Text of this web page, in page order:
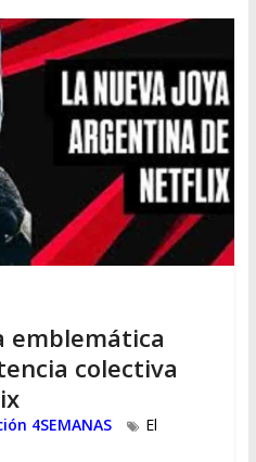
emblemática
colectiva
4SEMANAS
El